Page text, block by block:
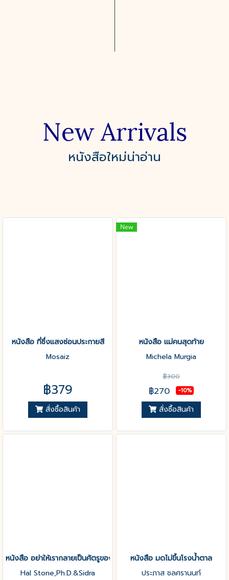
New Arrivals
หนังสือใหม่น่าอ่าน
หนังสือ ที่ซึ่งแสงซ่อนประกายสี
Mosaiz
฿379
สั่งซื้อสินค้า
New
หนังสือ แม่คนสุดท้าย
Michela Murgia
฿300
฿270 -10%
สั่งซื้อสินค้า
หนังสือ อย่าให้เรากลายเป็นศัตรูของตัวเอง
Hal Stone,Ph.D.&Sidra
หนังสือ มดไม่ขึ้นโรงน้ำตาล
ประภาส ชลศรานนท์